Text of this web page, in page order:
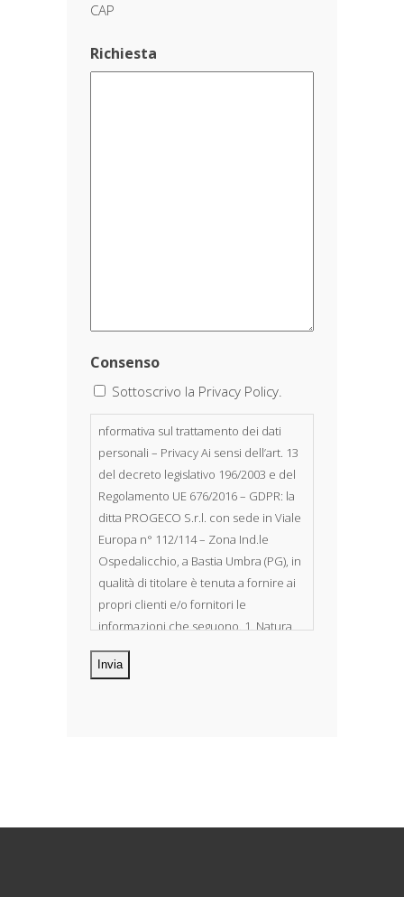
CAP
Richiesta
Consenso
Sottoscrivo la Privacy Policy.
nformativa sul trattamento dei dati
personali – Privacy Ai sensi dell’art. 13
del decreto legislativo 196/2003 e del
Regolamento UE 676/2016 – GDPR: la
ditta PROGECO S.r.l. con sede in Viale
Europa n° 112/114 – Zona Ind.le
Ospedalicchio, a Bastia Umbra (PG), in
qualità di titolare è tenuta a fornire ai
propri clienti e/o fornitori le
informazioni che seguono. 1. Natura
dei dati personali Costituiscono
oggetto di trattamento i Suoi dati